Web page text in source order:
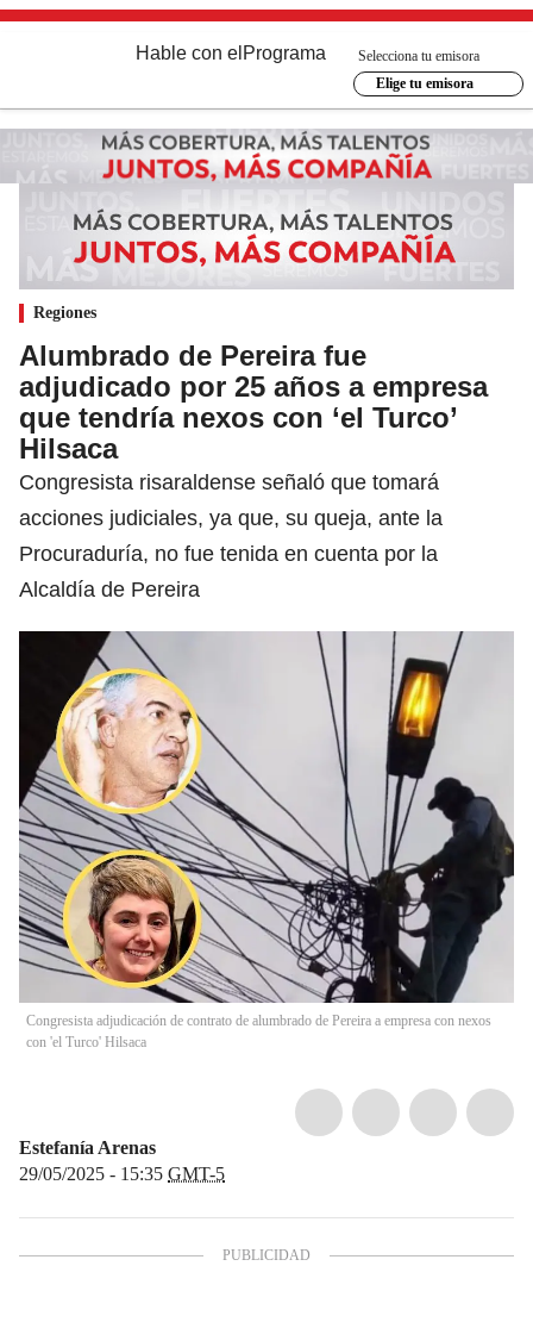
Hable con el Programa
Selecciona tu emisora
Elige tu emisora
Regiones
Alumbrado de Pereira fue
adjudicado por 25 años a empresa
que tendría nexos con ‘el Turco’
Hilsaca
Congresista risaraldense señaló que tomará
acciones judiciales, ya que, su queja, ante la
Procuraduría, no fue tenida en cuenta por la
Alcaldía de Pereira
Congresista adjudicación de contrato de alumbrado de Pereira a empresa con nexos
con 'el Turco' Hilsaca
Estefanía Arenas
29/05/2025 - 15:35 GMT-5